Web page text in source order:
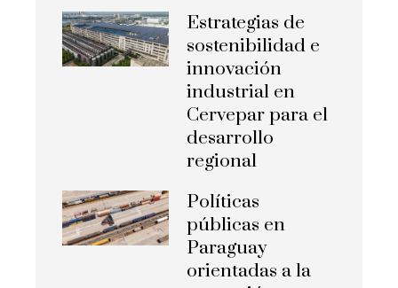
Estrategias de
sostenibilidad e
innovación
industrial en
Cervepar para el
desarrollo
regional
Políticas
públicas en
Paraguay
orientadas a la